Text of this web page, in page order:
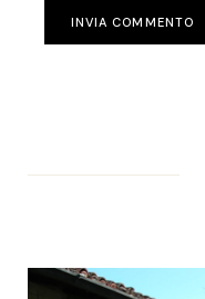
INVIA COMMENTO